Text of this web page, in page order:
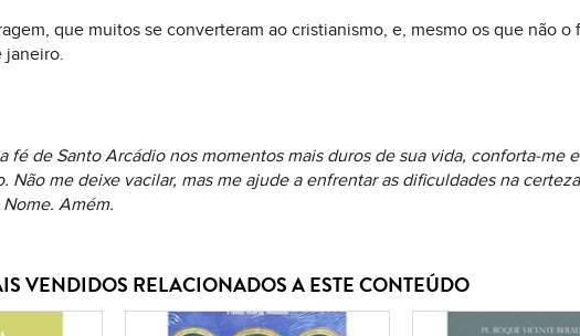
que muitos se converteram ao cristianismo, e, mesmo os que não o
janeiro.
fé de Santo Arcádio nos momentos mais duros de sua vida, conforta-me
me deixe vacilar, mas me ajude a enfrentar as dificuldades na
Amém.
VENDIDOS RELACIONADOS A ESTE CONTEÚDO